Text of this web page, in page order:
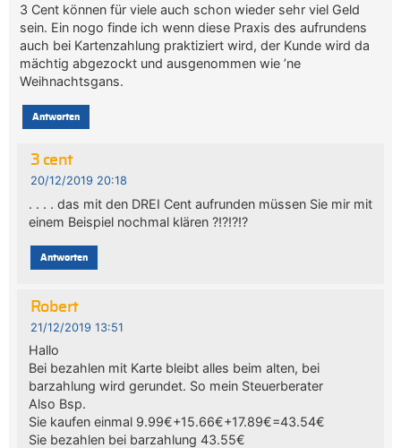
3 Cent können für viele auch schon wieder sehr viel Geld
sein. Ein nogo finde ich wenn diese Praxis des aufrundens
auch bei Kartenzahlung praktiziert wird, der Kunde wird da
mächtig abgezockt und ausgenommen wie ’ne
Weihnachtsgans.
Antworten
3 cent
20/12/2019 20:18
. . . . das mit den DREI Cent aufrunden müssen Sie mir mit
einem Beispiel nochmal klären ?!?!?!?
Antworten
Robert
21/12/2019 13:51
Hallo
Bei bezahlen mit Karte bleibt alles beim alten, bei
barzahlung wird gerundet. So mein Steuerberater
Also Bsp.
Sie kaufen einmal 9.99€+15.66€+17.89€=43.54€
Sie bezahlen bei barzahlung 43.55€